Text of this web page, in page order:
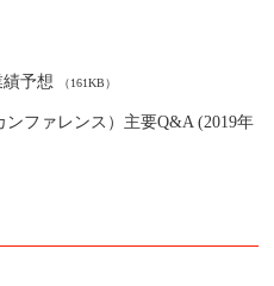
予想 （161KB）
ファレンス）主要Q&A (2019年